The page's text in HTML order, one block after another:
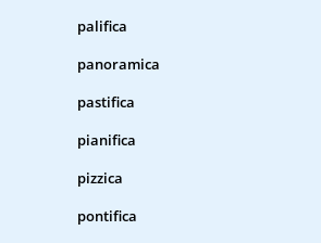
palifica
panoramica
pastifica
pianifica
pizzica
pontifica